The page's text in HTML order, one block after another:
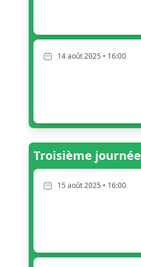
14 août 2025 • 16:00
Troisième journée
15 août 2025 • 16:00